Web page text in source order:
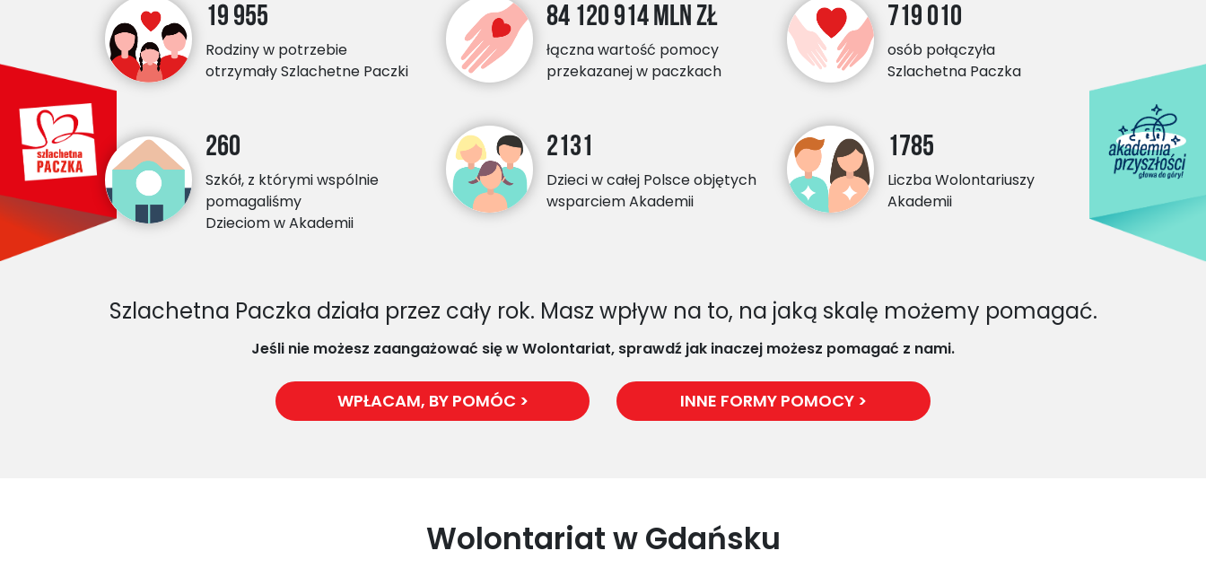
19 955
Rodziny w potrzebie
otrzymały Szlachetne Paczki
84 120 914 mln zł
łączna wartość pomocy
przekazanej w paczkach
719 010
osób połączyła
Szlachetna Paczka
260
Szkół, z którymi wspólnie
pomagaliśmy
Dzieciom w Akademii
2131
Dzieci w całej Polsce objętych
wsparciem Akademii
1785
Liczba Wolontariuszy
Akademii
Szlachetna Paczka działa przez cały rok. Masz wpływ na to, na jaką skalę możemy pomagać.
Jeśli nie możesz zaangażować się w Wolontariat, sprawdź jak inaczej możesz pomagać z nami.
WPŁACAM, BY POMÓC > INNE FORMY POMOCY >
Wolontariat w Gdańsku